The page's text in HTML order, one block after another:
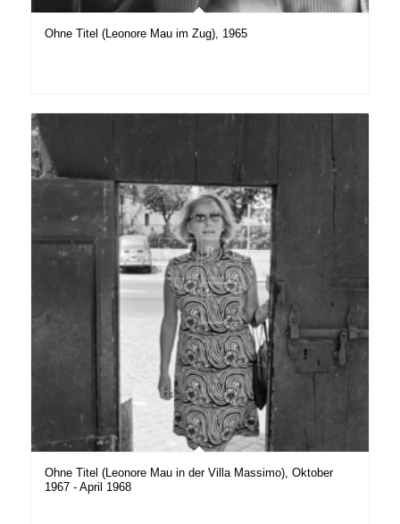
Ohne Titel (Leonore Mau im Zug), 1965
Ohne Titel (Leonore Mau in der Villa Massimo), Oktober
1967 - April 1968